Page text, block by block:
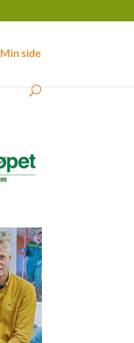
Min side